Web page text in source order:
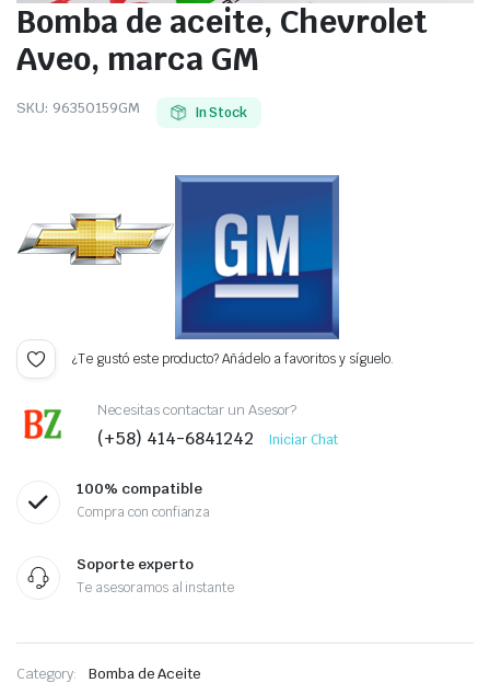
Bomba de aceite, Chevrolet
Aveo, marca GM
SKU: 96350159GM In Stock
¿Te gustó este producto? Añádelo a favoritos y síguelo.
Necesitas contactar un Asesor?
(+58) 414-6841242 Iniciar Chat
100% compatible
Compra con confianza
Soporte experto
Te asesoramos al instante
Category: Bomba de Aceite